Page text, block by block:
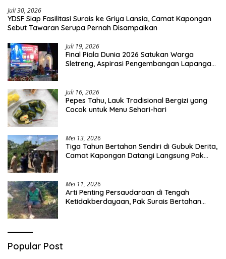
Juli 30, 2026
YDSF Siap Fasilitasi Surais ke Griya Lansia, Camat Kapongan
Sebut Tawaran Serupa Pernah Disampaikan
Juli 19, 2026
Final Piala Dunia 2026 Satukan Warga
Sletreng, Aspirasi Pengembangan Lapangan
Juli 16, 2026
Pepes Tahu, Lauk Tradisional Bergizi yang
Cocok untuk Menu Sehari-hari
Mei 13, 2026
Tiga Tahun Bertahan Sendiri di Gubuk Derita,
Camat Kapongan Datangi Langsung Pak
Mei 11, 2026
Arti Penting Persaudaraan di Tengah
Ketidakberdayaan, Pak Surais Bertahan
Popular Post